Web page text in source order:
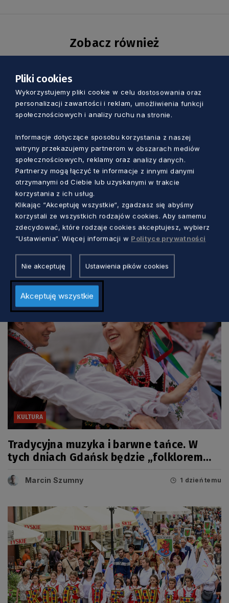
Zobacz również
KULTURA
Trzy dni kina, rozmów i spotkań nad
morzem. Wyjątkowy festiwal w Jastarni
Marcin Szumny
KULTURA
Tradycyjna muzyka i barwne tańce. W
tych dniach Gdańsk będzie „folklorem
Marcin Szumny 1 dzień temu
Pliki cookies
Wykorzystujemy pliki cookie w celu dostosowania oraz
personalizacji zawartości i reklam, umożliwienia funkcji
społecznościowych i analizy ruchu na stronie.
Informacje dotyczące sposobu korzystania z naszej
witryny przekazujemy partnerom w obszarach mediów
społecznościowych, reklamy oraz analizy danych.
Partnerzy mogą łączyć te informacje z innymi danymi
otrzymanymi od Ciebie lub uzyskanymi w trakcie
korzystania z ich usług.
Klikając “Akceptuję wszystkie“, zgadzasz się abyśmy
korzystali ze wszystkich rodzajów cookies. Aby samemu
zdecydować, które rodzaje cookies akceptujesz, wybierz
“Ustawienia“. Więcej informacji w Polityce prywatności
Nie akceptuję Ustawienia pików cookies
Akceptuję wszystkie